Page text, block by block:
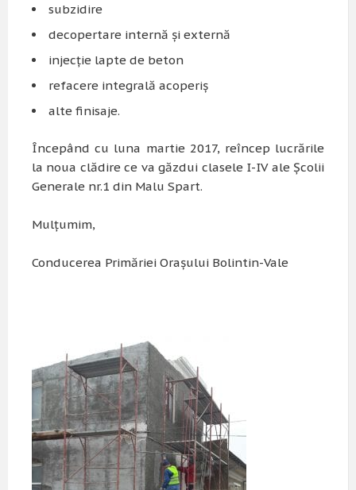
subzidire
decopertare internă și externă
injecție lapte de beton
refacere integrală acoperiș
alte finisaje.
Începând cu luna martie 2017, reîncep lucrările
la noua clădire ce va găzdui clasele I-IV ale Școlii
Generale nr.1 din Malu Spart.
Mulțumim,
Conducerea Primăriei Orașului Bolintin-Vale